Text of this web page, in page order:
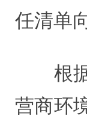
任清单
根据
营商环